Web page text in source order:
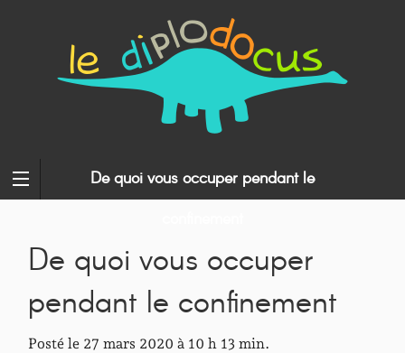
De quoi vous occuper pendant le
De quoi vous occuper
pendant le confinement
Posté le 27 mars 2020 à 10 h 13 min.